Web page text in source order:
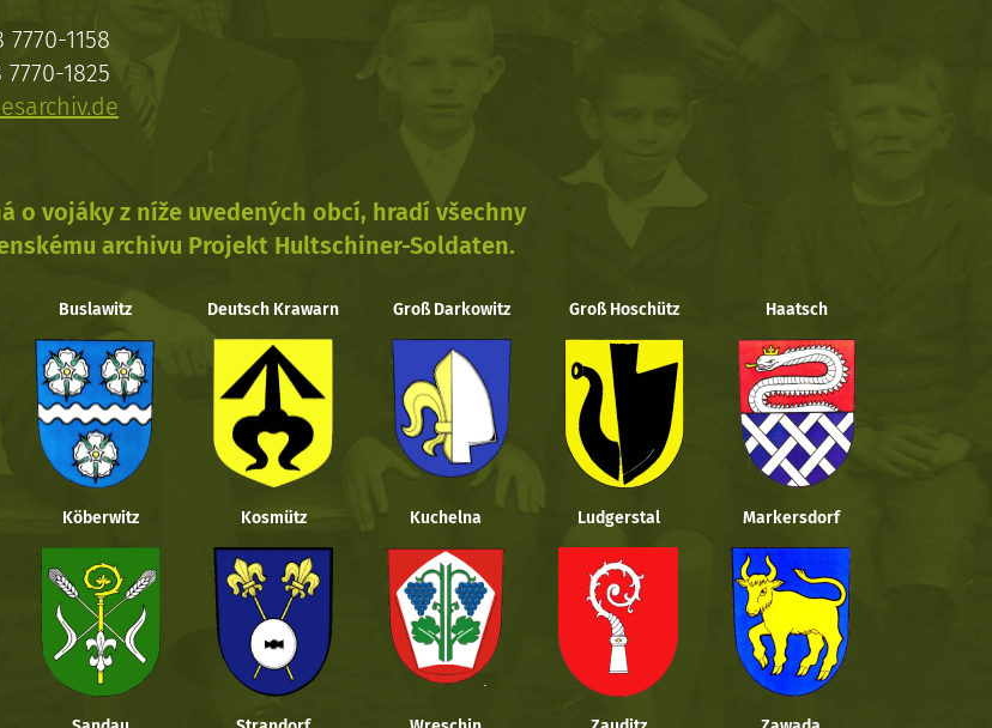
7770-1158
1825
o vojáky z níže uvedených obcí, hradí všechny
archivu Projekt Hultschiner-Soldaten.
Buslawitz Deutsch Krawarn Groß Darkowitz Groß Hoschütz Haatsch
Köberwitz Kosmütz Kuchelna Ludgerstal Markersdorf